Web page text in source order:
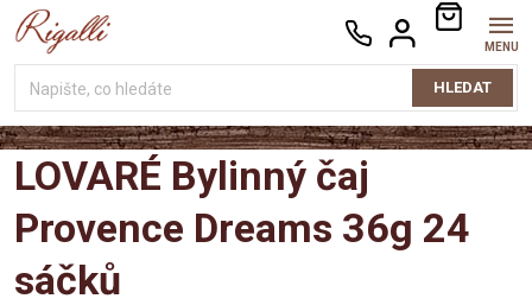
Přejít
na
HLEDAT
NÁKUPNÍ
KOŠÍK
LOVARÉ Bylinný čaj
Provence Dreams 36g 24
sáčků